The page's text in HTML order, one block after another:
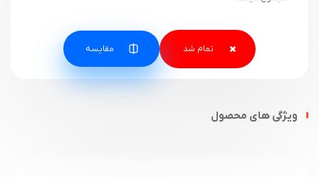
مقایسه
ویژگی های محصول